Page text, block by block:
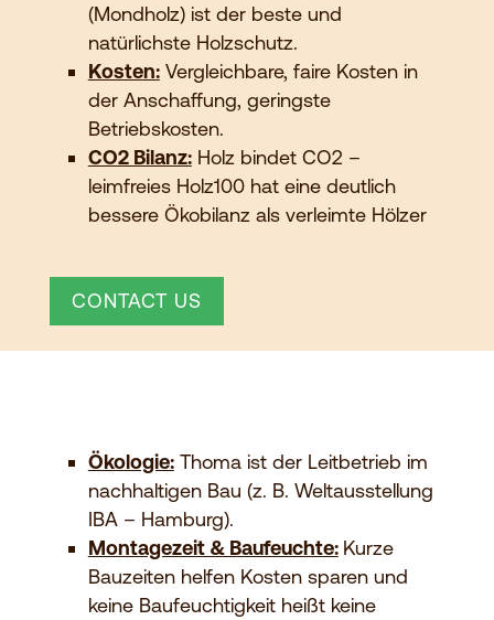
(Mondholz) ist der beste und
natürlichste Holzschutz.
Kosten:Vergleichbare, faire Kosten in
der Anschaffung, geringste
Betriebskosten.
CO2 Bilanz:Holz bindet CO2 –
leimfreies Holz100 hat eine deutlich
bessere Ökobilanz als verleimte Hölzer
CONTACT US
Ökologie:Thoma ist der Leitbetrieb im
nachhaltigen Bau (z. B. Weltausstellung
IBA – Hamburg).
Montagezeit & Baufeuchte: Kurze
Bauzeiten helfen Kosten sparen und
keine Baufeuchtigkeit heißt keine